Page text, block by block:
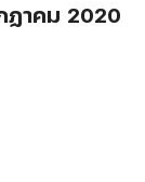
ฏาคม 2020